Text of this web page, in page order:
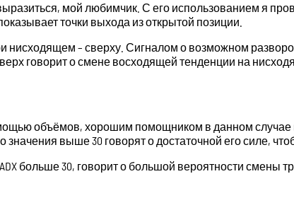
мой любимчик. С его использованием я
точки выхода из открытой позиции.
нисходящем – сверху. Сигналом о возможном
говорит о смене восходящей тенденции на
объёмов, хорошим помощником в данном случае
выше 30 говорят о достаточной его силе,
больше 30, говорит о большой вероятности смены